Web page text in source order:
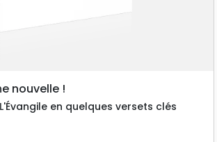
nouvelle !
en quelques versets clés